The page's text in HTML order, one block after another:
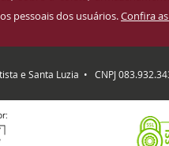
pessoais dos usuários.Confira
e Santa Luzia • CNPJ